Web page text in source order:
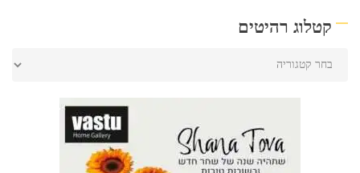
קטלוג רהיטים